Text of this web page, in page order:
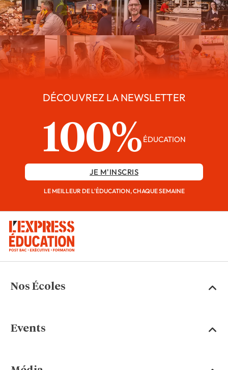
DÉCOUVREZ LA NEWSLETTER
100% ÉDUCATION
JE M'INSCRIS
LE MEILLEUR DE L'ÉDUCATION, CHAQUE SEMAINE
Nos Écoles
Events